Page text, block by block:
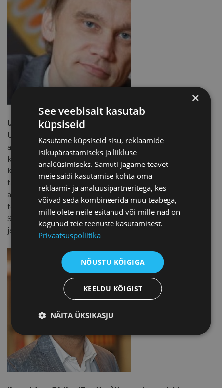
Urmas Simson, Swedbank
Urmas on pikalt töötanud finantssektoris ja viimased 20
aastat Swedbankis. Töökohad on olnud valdavalt
krediidiriskiga seotud, kuid on olnud ka 3 aastat
kapitaliturgudega seotud ameteid ja 2 aastat panga Balti
taseme finantsosakonnas, kus ülesandeks oli panga nii
avalike finantsaruannete kui sisemiste aruannete
tegemine. Viimased 13 aastat on töö sisuks olnud
Swedbanki Eesti krediidiportfelli arengute raporteerimine
ja analüüsimine.
×
See veebisait kasutab
küpsiseid
Kasutame küpsiseid sisu, reklaamide
isikupärastamiseks ja liikluse
analüüsimiseks. Samuti jagame teavet
meie saidi kasutamise kohta oma
reklaami- ja analüüsipartneritega, kes
võivad seda kombineerida muu teabega,
mille olete neile esitanud või mille nad on
kogunud teie teenuste kasutamisest.
Privaatsuspoliitika
NÕUSTU KÕIGIGA
KEELDU KÕIGIST
NÄITA ÜKSIKASJU